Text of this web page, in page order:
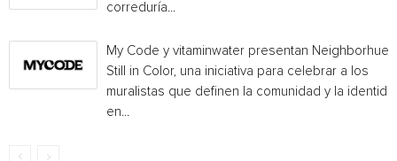
correduría...
My Code y vitaminwater presentan Neighborhue:
Still in Color, una iniciativa para celebrar a los
muralistas que definen la comunidad y la
en...